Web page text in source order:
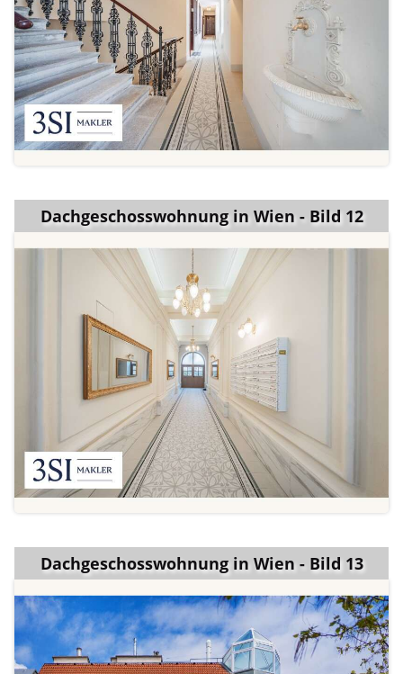
Dachgeschosswohnung in Wien - Bild 12
Dachgeschosswohnung in Wien - Bild 13